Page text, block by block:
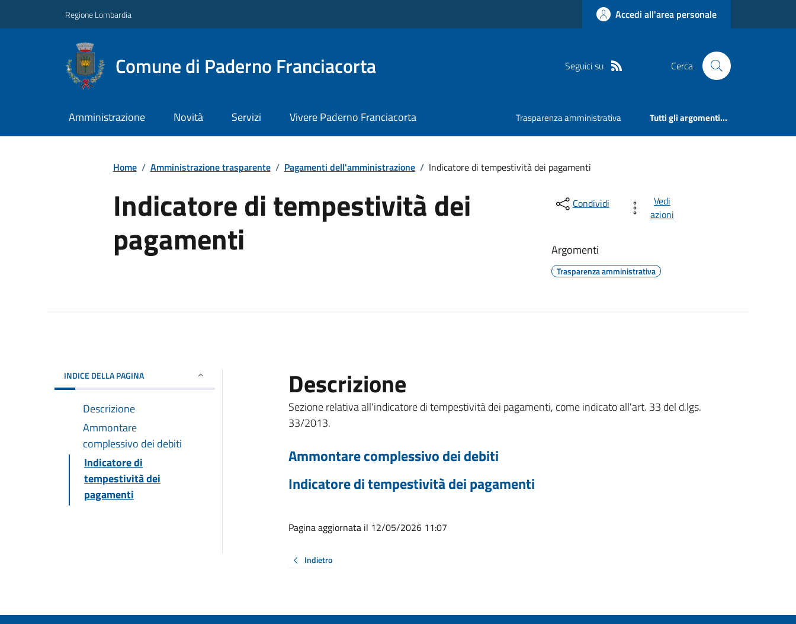
Regione Lombardia Accedi all'area personale
Comune di Paderno Franciacorta Seguici su Cerca
Amministrazione Novità Servizi Vivere Paderno Franciacorta Trasparenza amministrativa Tutti gli argomenti...
Home / Amministrazione trasparente / Pagamenti dell'amministrazione / Indicatore di tempestività dei pagamenti
Indicatore di tempestività dei
pagamenti
Condividi
Vedi
azioni
Argomenti
Trasparenza amministrativa
INDICE DELLA PAGINA
Descrizione
Ammontare
complessivo dei debiti
Indicatore di
tempestività dei
pagamenti
Descrizione
Sezione relativa all'indicatore di tempestività dei pagamenti, come indicato all'art. 33 del d.lgs.
33/2013.
Ammontare complessivo dei debiti
Indicatore di tempestività dei pagamenti
Pagina aggiornata il 12/05/2026 11:07
Indietro